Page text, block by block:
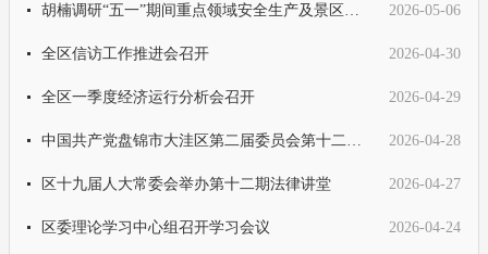
2026-05-06
全区信访工作推进会召开 2026-04-30
全区一季度经济运行分析会召开 2026-04-29
2026-04-28
区十九届人大常委会举办第十二期法律讲堂 2026-04-27
区委理论学习中心组召开学习会议 2026-04-24